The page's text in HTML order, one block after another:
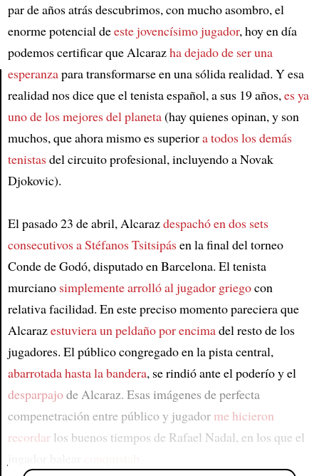
Article
par de años atrás descubrimos, con mucho asombro, el
enorme potencial deeste jovencísimo jugador, hoy en día
podemos certificar que Alcarazha dejado de ser una
esperanzapara transformarse en una sólida realidad. Y esa
realidad nos dice que el tenista español, a sus 19 años,es ya
uno de los mejores del planeta(hay quienes opinan, y son
muchos, que ahora mismo es superiora todos los demás
tenistasdel circuito profesional, incluyendo a Novak
Djokovic).
El pasado 23 de abril, Alcarazdespachó en dos sets
consecutivos a Stéfanos Tsitsipásen la final del torneo
Conde de Godó, disputado en Barcelona. El tenista
murciano simplemente arrolló al jugador griegocon
relativa facilidad. En este preciso momento pareciera que
Alcarazestuviera un peldaño por encimadel resto de los
jugadores. El público congregado en la pista central,
abarrotada hasta la bandera, se rindió ante el poderío y el
desparpajode Alcaraz. Esas imágenes de perfecta
compenetración entre público y jugador me hicieron
recordarlos buenos tiempos de Rafael Nadal, en los que el